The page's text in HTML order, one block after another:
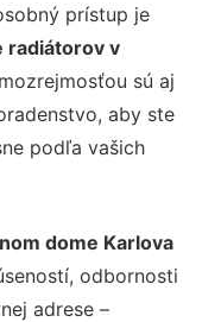
prístup je
radiátorov v
sú aj
aby ste
podľa vašich
dome Karlova
odbornosti
adrese –